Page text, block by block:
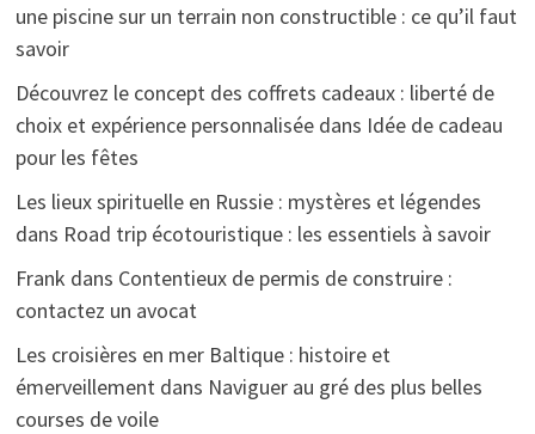
une piscine sur un terrain non constructible : ce qu’il faut
savoir
Découvrez le concept des coffrets cadeaux : liberté de
choix et expérience personnaliséedans Idée de cadeau
pour les fêtes
Les lieux spirituelle en Russie : mystères et légendes
dans Road trip écotouristique : les essentiels à savoir
Frank dans Contentieux de permis de construire :
contactez un avocat
Les croisières en mer Baltique : histoire et
émerveillementdans Naviguer au gré des plus belles
courses de voile